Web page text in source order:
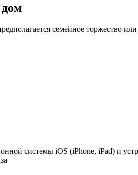
семейное торжество
системы iOS (iPhone, iPad) и